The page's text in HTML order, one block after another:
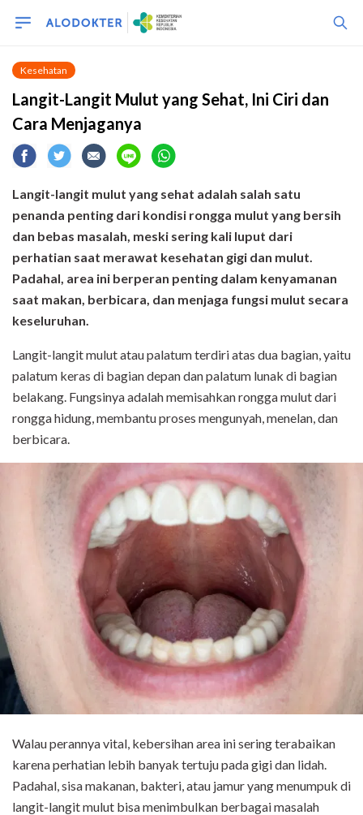
Kesehatan
Langit-Langit Mulut yang Sehat, Ini Ciri dan
Cara Menjaganya
Langit-langit mulut yang sehat adalah salah satu
penanda penting dari kondisi rongga mulut yang bersih
dan bebas masalah, meski sering kali luput dari
perhatian saat merawat kesehatan gigi dan mulut.
Padahal, area ini berperan penting dalam kenyamanan
saat makan, berbicara, dan menjaga fungsi mulut secara
keseluruhan.
Langit-langit mulut atau palatum terdiri atas dua bagian, yaitu
palatum keras di bagian depan dan palatum lunak di bagian
belakang. Fungsinya adalah memisahkan rongga mulut dari
rongga hidung, membantu proses mengunyah, menelan, dan
berbicara.
Walau perannya vital, kebersihan area ini sering terabaikan
karena perhatian lebih banyak tertuju pada gigi dan lidah.
Padahal, sisa makanan, bakteri, atau jamur yang menumpuk di
langit-langit mulut bisa menimbulkan berbagai masalah